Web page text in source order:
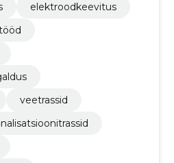
elektroodkeevitus
veetrassid